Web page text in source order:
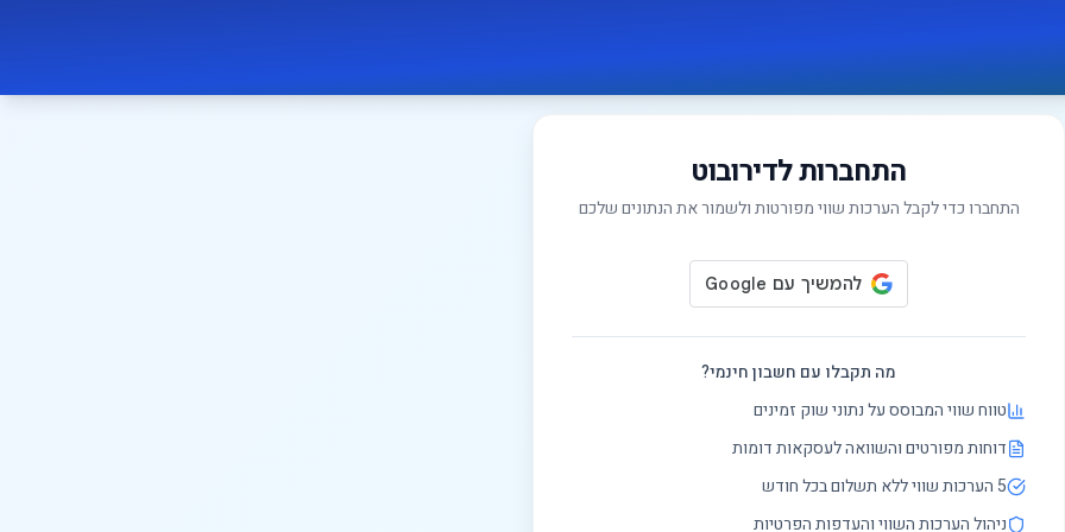
התחברות לדירובוט
התחברו כדי לקבל הערכות שווי מפורטות ולשמור את הנתונים שלכם
מה תקבלו עם חשבון חינמי?
טווח שווי המבוסס על נתוני שוק זמינים
דוחות מפורטים והשוואה לעסקאות דומות
5 הערכות שווי ללא תשלום בכל חודש
ניהול הערכות השווי והעדפות הפרטיות